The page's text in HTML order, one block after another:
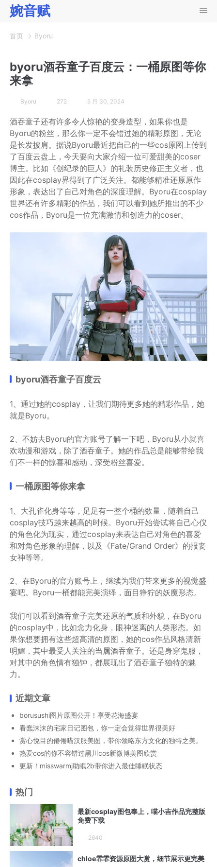
婉音赋
首页 Byoru
byoru酒吞童子百度云：一桶原图等你
来拿
Byoru 272 5 月 30, 2024
酒吞童子还有许多令人惊艳的变身造型，如果你也是
Byoru的粉丝，那么你一定不会错过她的精彩原图，无论
是长发披肩。据说Byoru最近把自己的一些cos原图上传到
了百度云盘上，今天要向大家介绍一位可爱甜美的coser
博主。比如《创纪录的巨人》的礼装历史修正主义者，也
因此在cosplay界得到了广泛关注。都能够精准还原原作
形象，表达出了自己对角色的深度理解。Byoru在cosplay
世界还有许多精彩的作品，我们可以看到她所推出的不少
cos作品，Byoru是一位充满激情和创造力的coser。
byoru酒吞童子百度云
1、通过她的cosplay，让我们期待更多她的精彩作品，她
就是Byoru。
2、不妨去Byoru的官方账号了解一下吧，Byoru从小就喜
欢动漫和游戏，除了酒吞童子。她的作品总是能够带给我
们不一样的惊喜和感动，深受粉丝喜爱。
一桶原图等你来拿
1、大孔雀化身等等，足足有一整个桶的数量，随着自己
cosplay技巧越来越高的时候。Byoru开始尝试将自己心仪
的角色化为现实，通过cosplay来表达自己对角色的喜爱
和对角色形象的理解，以及《Fate/Grand Order》的报丧
女神等等。
2、在Byoru的官方账号上，继续为我们带来更多的视觉盛
宴吧。Byoru一桶都能完美演绎，面目狰狞的妖魔形态。
我们可以看到酒吞童子完美还原的气质和外貌，在Byoru
的cosplay中，比如念力化身，眼神迷离的人类形态。如
果你想要拥有这些超高清的原图，她的cos作品风格清新
明媚，其中最受人关注的当属酒吞童子。还是身穿鬼服，
对其中的角色情有独钟，都展现出了酒吞童子独特的魅
力。
近期文章
borusushi图片原图公开！享受花海盛宴
看蠢沫沫的宅家日记图包，你一定会觉得世界很美好
赏心悦目的倦倦喵汉服美图，带你领略东方文化的独特之美。
热爱cos的你不容错过黑川cos新微博美图欣赏
更新！misswarmj助眠2b带你进入最佳睡眠状态
热门
最新cosplay图包奉上，喵小吉作品完整版
免费下载
2640
chloe霏霏资源原图大赏，细节展示更完美